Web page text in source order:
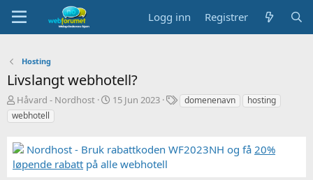
Logg inn Registrer
Hosting
Livslangt webhotell?
T
r
å
s
t
Håvard - Nordhost
S
t
d
15 Jun 2023
S
k
domenenavn
hosting
webhotell
Nordhost - Bruk rabattkoden WF2023NH og få 20%
løpende rabatt på alle webhotell